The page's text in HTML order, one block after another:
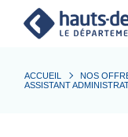
ACCUEIL
NOS
ASSISTANT
Cookies et traceurs